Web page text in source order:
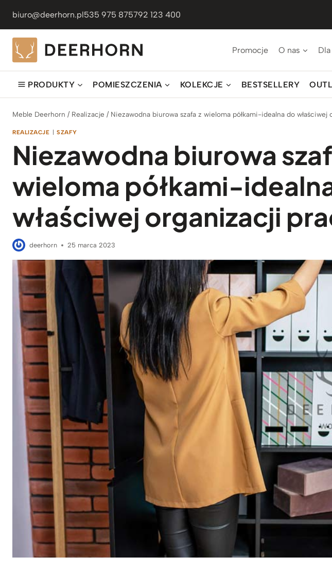
treści
biuro@deerhorn.pl535 975 875792 123 400
Promocje O nas
PRODUKTY POMIESZCZENIA KOLEKCJE BESTSELLERY
Meble Deerhorn / Realizacje / Niezawodna biurowa szafa z wieloma półkami-idealna do właściwej
REALIZACJE | SZAFY
Niezawodna biurowa
wieloma półkami-
właściwej organizacji
deerhorn 25 marca 2023